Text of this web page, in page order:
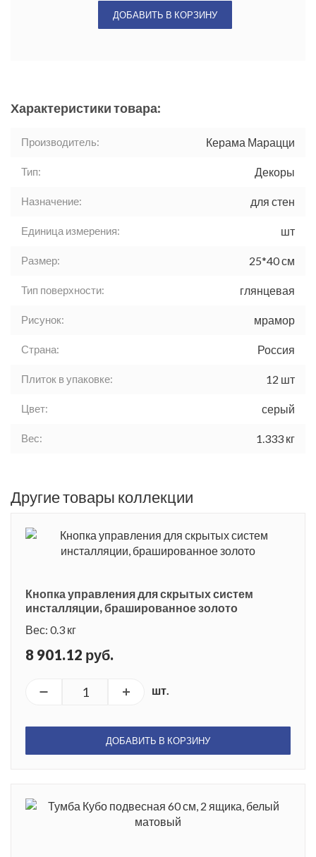
ДОБАВИТЬ В КОРЗИНУ
Характеристики товара:
Производитель: Керама Марацци
Тип: Декоры
Назначение: для стен
Единица измерения: шт
Размер: 25*40 см
Тип поверхности: глянцевая
Рисунок: мрамор
Страна: Россия
Плиток в упаковке: 12 шт
Цвет: серый
Вес: 1.333 кг
Другие товары коллекции
Кнопка управления для скрытых систем
инсталляции, брашированное золото
Вес: 0.3 кг
8 901.12 руб.
шт.
ДОБАВИТЬ В КОРЗИНУ